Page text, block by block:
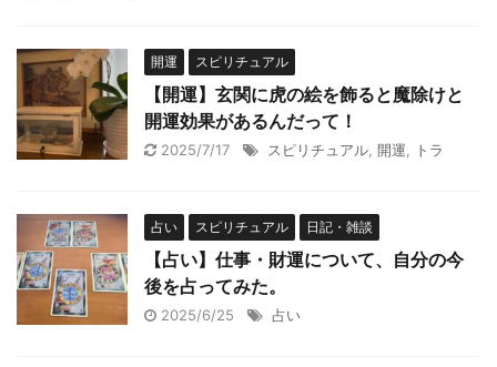
開運 スピリチュアル
【開運】玄関に虎の絵を飾ると魔除けと
開運効果があるんだって！
2025/7/17 スピリチュアル 開運 トラ
占い スピリチュアル 日記・雑談
【占い】仕事・財運について、自分の今
後を占ってみた。
2025/6/25 占い